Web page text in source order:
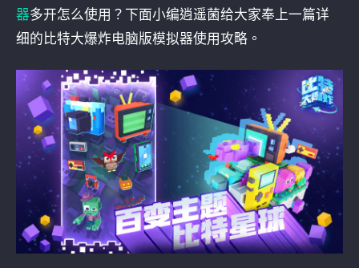
器多开怎么使用？下面小编逍遥菌给大家奉上一篇详
细的比特大爆炸电脑版模拟器使用攻略。